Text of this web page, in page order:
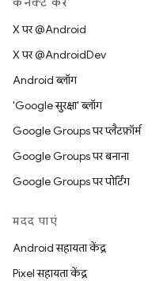
X पर @Android
X पर @AndroidDev
Android ब्लॉग
'Google सुरक्षा' ब्लॉग
Google Groups पर प्लैटफ़ॉर्म
Google Groups पर बनाना
Google Groups पर पोर्टिंग
मदद पाएं
Android सहायता केंद्र
Pixel सहायता केंद्र